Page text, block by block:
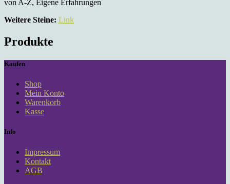
von A-Z, Eigene Erfahrungen
Weitere Steine: Link
Produkte
Kaufen
Shop
Mein Konto
Warenkorb
Kasse
Info
Impressum
Kontakt
AGB